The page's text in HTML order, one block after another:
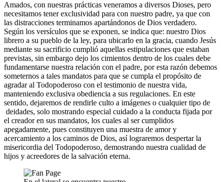
Amados, con nuestras prácticas veneramos a diversos Dioses, pero
necesitamos tener exclusividad para con nuestro padre, ya que con
las distracciones terminamos apartándonos de Dios verdadero.
Según los versículos que se exponen, se indica que: nuestro Dios
librero a su pueblo de la ley, para ubicarlo en la gracia, cuando Jesús
mediante su sacrificio cumplió aquellas estipulaciones que estaban
previstas, sin embargo dejo los cimientos dentro de los cuales debe
fundamentarse nuestra relación con el padre, por esta razón debemos
someternos a tales mandatos para que se cumpla el propósito de
agradar al Todopoderoso con el testimonio de nuestra vida,
manteniendo exclusiva obediencia a sus regulaciones. En este
sentido, dejaremos de rendirle culto a imágenes o cualquier tipo de
deidades, solo mostrando especial cuidado a la conducta fijada por
el creador en sus mandatos, los cuales al ser cumplidos
apegadamente, pues constituyen una muestra de amor y
acercamiento a los caminos de Dios, así lograremos despertar la
misericordia del Todopoderoso, demostrando nuestra cualidad de
hijos y acreedores de la salvación eterna.